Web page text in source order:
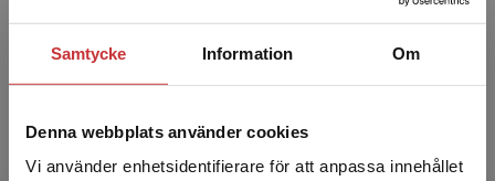
Samtycke Information Om
Denna webbplats använder cookies
Vi använder enhetsidentifierare för att anpassa innehållet
Författare